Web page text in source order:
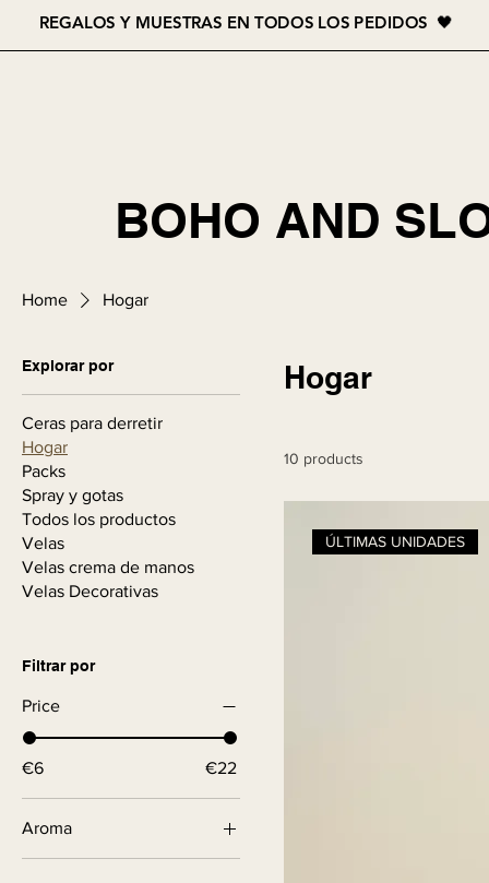
REGALOS Y MUESTRAS EN TODOS LOS PEDIDOS 🖤
BOHO AND
Home Hogar
Explorar por
Ceras para derretir
Hogar
Packs
Spray y gotas
Todos los productos
Velas
Velas crema de manos
Velas Decorativas
Filtrar por
Price
€6 €22
Aroma
Hogar
10 products
ÚLTIMAS UNIDADES